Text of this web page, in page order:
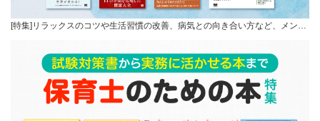
[特集]リラックスのコツや生活習慣の改善、病気との向き合い方など、メン…